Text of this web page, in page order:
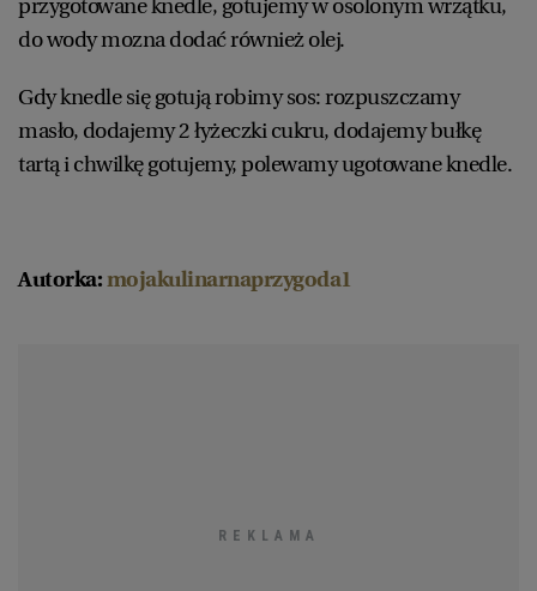
przygotowane knedle, gotujemy w osolonym wrzątku,
do wody mozna dodać również olej.
Gdy knedle się gotują robimy sos: rozpuszczamy
masło, dodajemy 2 łyżeczki cukru, dodajemy bułkę
tartą i chwilkę gotujemy, polewamy ugotowane knedle.
Autorka:mojakulinarnaprzygoda1